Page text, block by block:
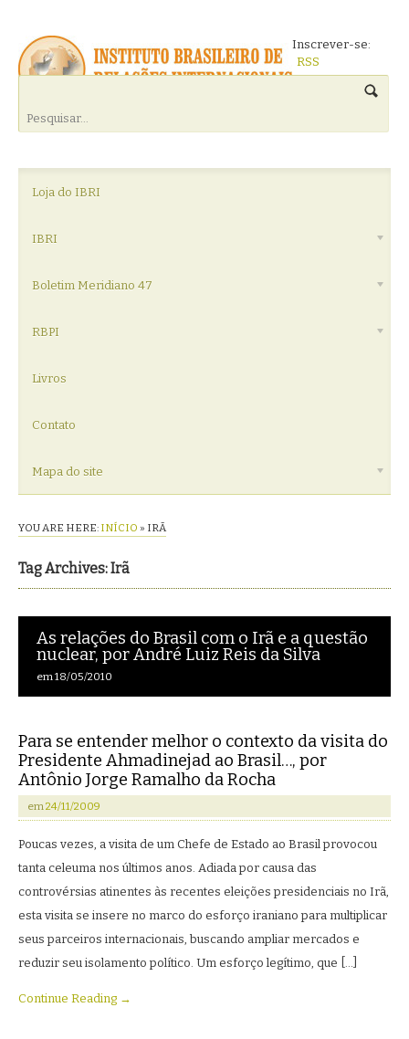
Inscrever-se:
RSS
Loja do IBRI
IBRI
Boletim Meridiano 47
RBPI
Livros
Contato
Mapa do site
YOU ARE HERE: INÍCIO » IRÃ
Tag Archives: Irã
As relações do Brasil com o Irã e a questão
nuclear, por André Luiz Reis da Silva
em18/05/2010
Para se entender melhor o contexto da visita do
Presidente Ahmadinejad ao Brasil…, por
Antônio Jorge Ramalho da Rocha
em 24/11/2009
Poucas vezes, a visita de um Chefe de Estado ao Brasil provocou
tanta celeuma nos últimos anos. Adiada por causa das
controvérsias atinentes às recentes eleições presidenciais no Irã,
esta visita se insere no marco do esforço iraniano para multiplicar
seus parceiros internacionais, buscando ampliar mercados e
reduzir seu isolamento político. Um esforço legítimo, que […]
Continue Reading →